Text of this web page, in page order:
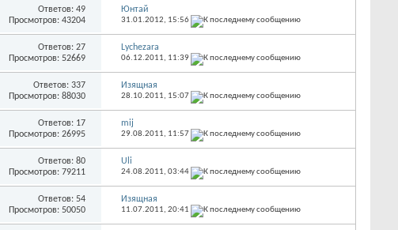
Ответов: 49
Просмотров: 43204
Юнтай
31.01.2012, 15:56
Ответов: 27
Просмотров: 52669
Lychezara
06.12.2011, 11:39
Ответов: 337
Просмотров: 88030
Изящная
28.10.2011, 15:07
Ответов: 17
Просмотров: 26995
mij
29.08.2011, 11:57
Ответов: 80
Просмотров: 79211
Uli
24.08.2011, 03:44
Ответов: 54
Просмотров: 50050
Изящная
11.07.2011, 20:41